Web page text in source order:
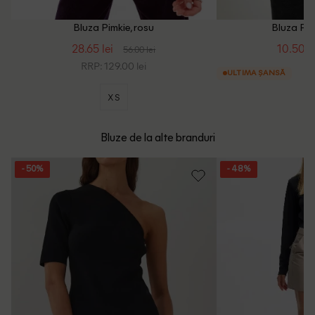
Bluza Pimkie, rosu
28.65 lei 56.00 lei
RRP: 129.00 lei
XS
Bluza
10.50
ULTIMA ȘANSĂ
Bluze de la alte branduri
- 50% - 48%